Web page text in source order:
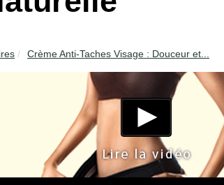
Crème Anti-Taches Visage : Douceur et...